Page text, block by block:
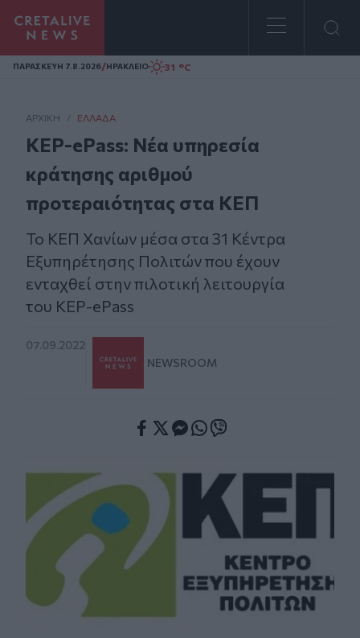
Homepage
ΠΑΡΑΣΚΕΥΗ 7.8.2026/ΗΡΑΚΛΕΙΟ 31 °C
ΑΡΧΙΚΗ / ΕΛΛΆΔΑ
KEP-ePass: Nέα υπηρεσία
κράτησης αριθμού
προτεραιότητας στα ΚΕΠ
Το ΚΕΠ Χανίων μέσα στα 31 Κέντρα
Εξυπηρέτησης Πολιτών που έχουν
ενταχθεί στην πιλοτική λειτουργία
του KEP-ePass
07.09.2022
NEWSROOM